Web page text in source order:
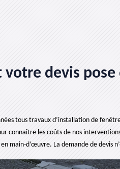
devis
tous travaux d’installation de
connaître les coûts de nos
main-d’œuvre. La demande de devis